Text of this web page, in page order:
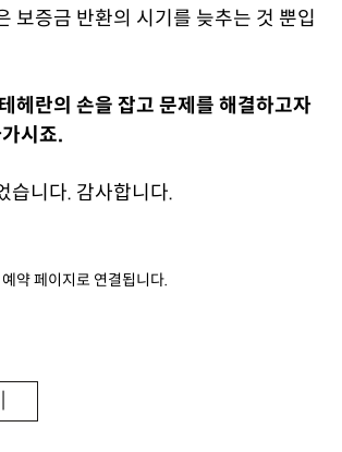
보증금 반환의 시기를 늦추는 것 뿐입
헤란의 손을 잡고 문제를 해결하고자
시죠.
습니다. 감사합니다.
약 페이지로 연결됩니다.